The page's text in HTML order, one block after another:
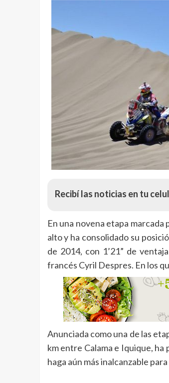
Recibí las noticias en tu
En una novena etapa
alto y ha consolidado su
de 2014, con 1’21” de
francés Cyril Despres. En los
Anunciada como una de las
km entre Calama e Iquique,
haga aún más inalcanzable